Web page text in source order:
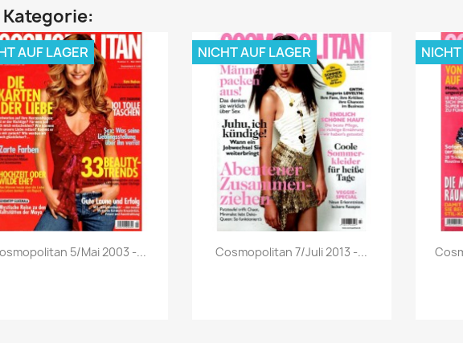
Vorschau
5/Mai 2003 -...
AUF LAGER
Vorschau
Cosmopolitan 7/Juli 2013 -...
NICHT AUF LAGER